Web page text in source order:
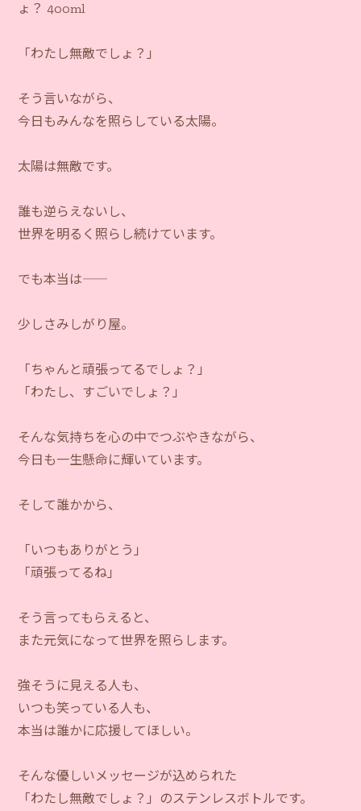
ょ？ 400ml
「わたし無敵でしょ？」
そう言いながら、
今日もみんなを照らしている太陽。
太陽は無敵です。
誰も逆らえないし、
世界を明るく照らし続けています。
でも本当は――
少しさみしがり屋。
「ちゃんと頑張ってるでしょ？」
「わたし、すごいでしょ？」
そんな気持ちを心の中でつぶやきながら、
今日も一生懸命に輝いています。
そして誰かから、
「いつもありがとう」
「頑張ってるね」
そう言ってもらえると、
また元気になって世界を照らします。
強そうに見える人も、
いつも笑っている人も、
本当は誰かに応援してほしい。
そんな優しいメッセージが込められた
「わたし無敵でしょ？」のステンレスボトルです。